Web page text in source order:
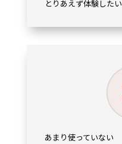
とりあえず体験したい
あまり使っていない